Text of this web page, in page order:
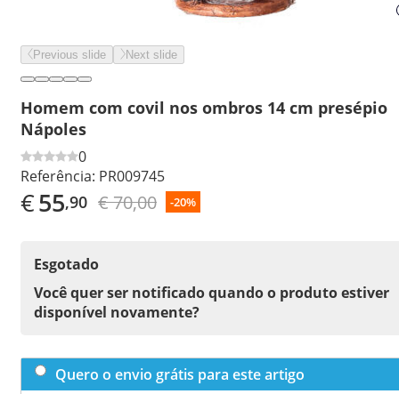
Previous slide Next slide
Homem com covil nos ombros 14 cm presépio
Nápoles
0
Referência: PR009745
€55,90 € 70,00 -20%
Esgotado
Você quer ser notificado quando o produto estiver
disponível novamente?
Quero o envio grátis para este artigo